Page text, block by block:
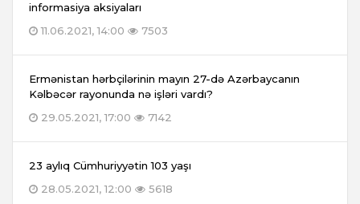
informasiya aksiyaları
11.06.2021, 14:00
7503
Ermənistan hərbçilərinin mayın 27-də Azərbaycanın
Kəlbəcər rayonunda nə işləri vardı?
29.05.2021, 17:00
7142
23 aylıq Cümhuriyyətin 103 yaşı
28.05.2021, 12:00
5618